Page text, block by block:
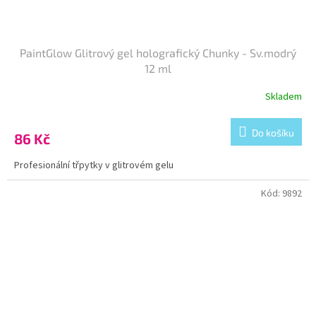
PaintGlow Glitrový gel holografický Chunky - Sv.modrý
12 ml
Skladem
86 Kč Do košíku
Profesionální třpytky v glitrovém gelu
Kód: 9892